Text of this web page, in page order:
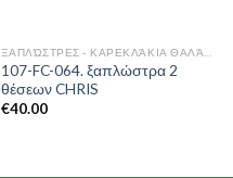
107-FC-064. ξαπλώστρα 2
θέσεων CHRIS
€40.00